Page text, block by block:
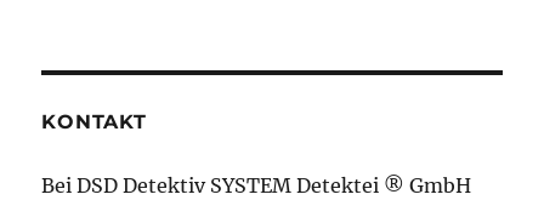
KONTAKT
Bei DSD Detektiv SYSTEM Detektei ® GmbH